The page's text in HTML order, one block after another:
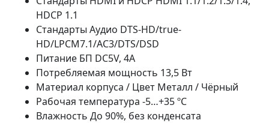
HDCP 1.1
Стандарты Аудио DTS-HD/true-
HD/LPCM7.1/AC3/DTS/DSD
Питание БП DC5V, 4A
Потребляемая мощность 13,5 Вт
Материал корпуса / Цвет Металл / Чёрный
Рабочая температура -5…+35 ºС
Влажность До 90%, без конденсата